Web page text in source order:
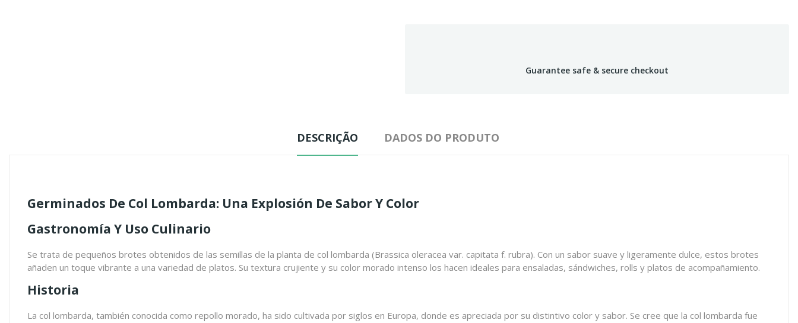
Guarantee safe & secure checkout
DESCRIÇÃO DADOS DO PRODUTO
Germinados De Col Lombarda: Una Explosión De Sabor Y Color
Gastronomía Y Uso Culinario
Se trata de pequeños brotes obtenidos de las semillas de la planta de col lombarda (Brassica oleracea var. capitata f. rubra). Con un sabor suave y ligeramente dulce, estos brotes
añaden un toque vibrante a una variedad de platos. Su textura crujiente y su color morado intenso los hacen ideales para ensaladas, sándwiches, rolls y platos de acompañamiento.
Historia
La col lombarda, también conocida como repollo morado, ha sido cultivada por siglos en Europa, donde es apreciada por su distintivo color y sabor. Se cree que la col lombarda fue